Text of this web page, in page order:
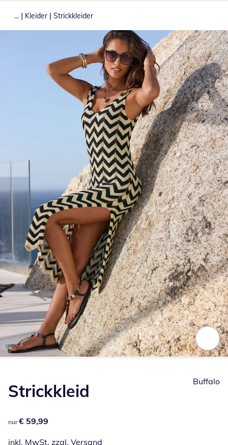
... | Kleider | Strickkleider
Strickkleid
€ 59,99
nur € 59,99
inkl. MwSt. zzgl. Versand
Buffalo